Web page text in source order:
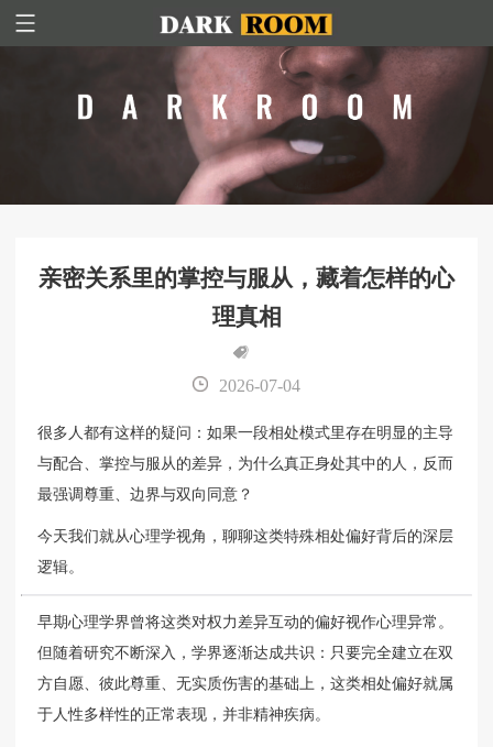
亲密关系里的掌控与服从，藏着怎样的心
理真相
2026-07-04
很多人都有这样的疑问：如果一段相处模式里存在明显的主导
与配合、掌控与服从的差异，为什么真正身处其中的人，反而
最强调尊重、边界与双向同意？
今天我们就从心理学视角，聊聊这类特殊相处偏好背后的深层
逻辑。
早期心理学界曾将这类对权力差异互动的偏好视作心理异常。
但随着研究不断深入，学界逐渐达成共识：只要完全建立在双
方自愿、彼此尊重、无实质伤害的基础上，这类相处偏好就属
于人性多样性的正常表现，并非精神疾病。